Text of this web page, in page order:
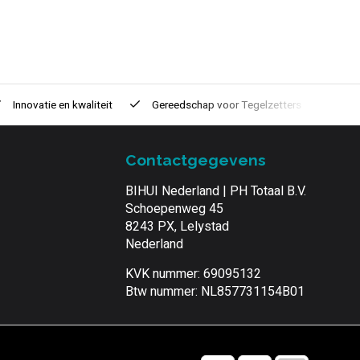
Innovatieen kwaliteit Gereedschap voorTegelzetters
Contactgegevens
BIHUI Nederland | PH Totaal B.V.
Schoepenweg 45
8243 PX, Lelystad
Nederland
KVK nummer: 69095132
Btw nummer: NL857731154B01